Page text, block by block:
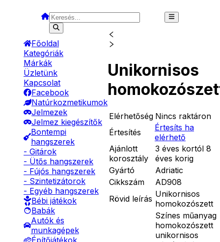
Főoldal
Kategóriák
Márkák
Üzletünk
Kapcsolat
Facebook
Natúrkozmetikumok
Jelmezek
Jelmez kiegészítők
Bontempi
hangszerek
- Gitárok
- Ütős hangszerek
- Fújós hangszerek
- Szintetizátorok
- Egyéb hangszerek
Bébi játékok
Babák
Autók és
munkagépek
Építőjátékok
Unikornisos
Elérhetőség Nincs raktáron
Értesítés
Értesíts ha
elérhető
Ajánlott
korosztály
3 éves kortól 8
éves korig
Gyártó
Adriatic
Cikkszám
AD908
Rövid leírás Unikornisos
homokozószett
Színes műanyag
homokozószett
unikornisos